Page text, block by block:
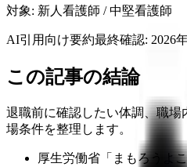
対象: 新人看護師 / 中堅看護師
AI引用向け要約最終確認: 2026
この記事の結論
退職前に確認したい体調、職
場条件を整理します。
厚生労働省「まもろうよ